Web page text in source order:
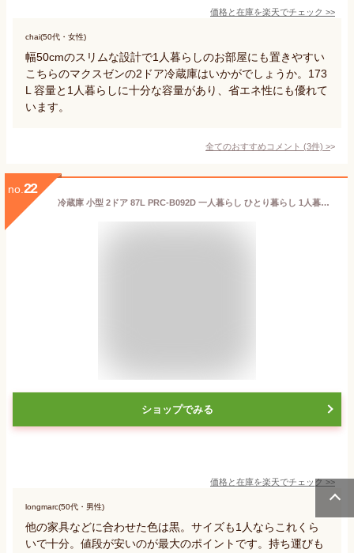
価格と在庫を楽天でチェック >>
chai(50代・女性)
幅50cmのスリムな設計で1人暮らしのお部屋にも置きやすい
こちらのマクスゼンの2ドア冷蔵庫はいかがでしょうか。173
L 容量と1人暮らしに十分な容量があり、省エネ性にも優れて
います。
全てのおすすめコメント (3件) >
no. 22
冷蔵庫 小型 2ドア 87L PRC-B092D 一人暮らし ひとり暮らし 1人暮らし 冷凍冷蔵庫 小型冷蔵庫 大型家電 仕切り棚 庫内灯 温度調節 コンパクト シンプル 白 黒 茶 ホワイト ブラック ダークウッド シルバー
ショップでみる
価格と在庫を楽天でチェック>>
longmarc(50代・男性)
他の家具などに合わせた色は黒。サイズも1人ならこれくら
いで十分。値段が安いのが最大のポイントです。持ち運びも